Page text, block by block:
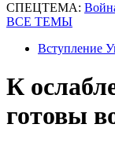
СПЕЦТЕМА:
ВСЕ ТЕМЫ
Вступление
К
готовы